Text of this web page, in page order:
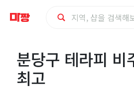
당분당구 테라피 비
최고